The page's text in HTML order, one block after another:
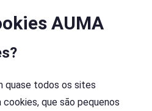
AUMA
quase todos os sites
que são pequenos